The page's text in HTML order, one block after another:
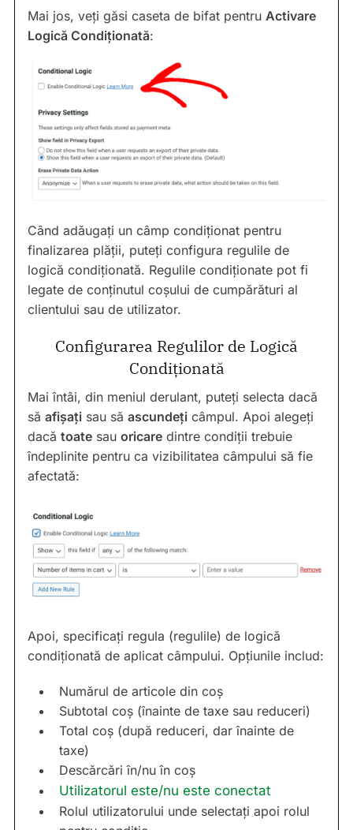
Mai jos, veți găsi caseta de bifat pentru Activare
Logică Condiționată:
Când adăugați un câmp condiționat pentru
finalizarea plății, puteți configura regulile de
logică condiționată. Regulile condiționate pot fi
legate de conținutul coșului de cumpărături al
clientului sau de utilizator.
Configurarea Regulilor de Logică
Condiționată
Mai întâi, din meniul derulant, puteți selecta dacă
să afișați sau să ascundeți câmpul. Apoi alegeți
dacă toate sau oricare dintre condiții trebuie
îndeplinite pentru ca vizibilitatea câmpului să fie
afectată:
Apoi, specificați regula (regulile) de logică
condiționată de aplicat câmpului. Opțiunile includ:
Numărul de articole din coș
Subtotal coș (înainte de taxe sau reduceri)
Total coș (după reduceri, dar înainte de
taxe)
Descărcări în/nu în coș
Utilizatorul este/nu este conectat
Rolul utilizatorului unde selectați apoi rolul